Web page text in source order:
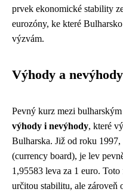
prvek ekonomické stability
eurozóny, ke které
výzvám.
Výhody a
Pevný kurz mezi
výhody i nevýhody, které
Bulharska. Již od roku
(currency board), je lev
1,95583 leva za 1 euro.
určitou stabilitu, ale zároveň